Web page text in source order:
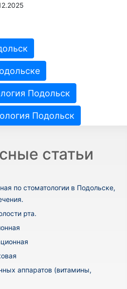
Подольск
Подольск
статьи
по стоматологии в Подольске,
рта.
аппаратов (витамины,